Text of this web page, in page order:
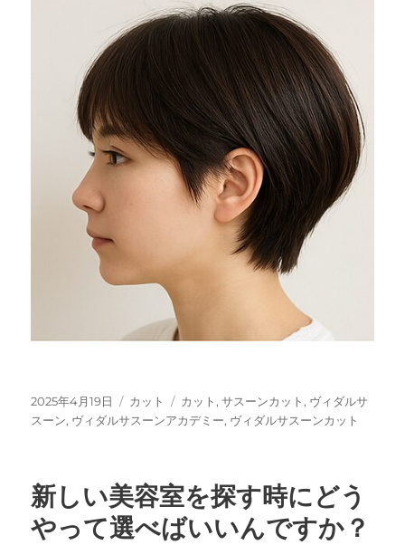
投
稿
2025年4月19日
カ
テ
カット
タ
グ
カット,サスーンカット, ヴィダルサ
スーン, ヴィダルサスーンアカデミー, ヴィダルサスーンカット
新しい美容室を探す時にどう
やって選べばいいんですか？